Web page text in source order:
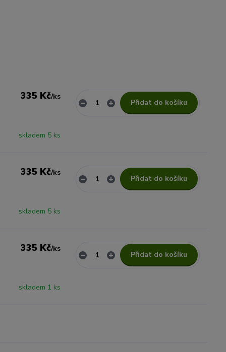
335 Kč/ks
skladem 5 ks
Přidat do košíku
335 Kč/ks
skladem 5 ks
Přidat do košíku
335 Kč/ks
skladem 1 ks
Přidat do košíku